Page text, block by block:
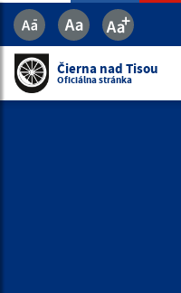
Čierna nad Tisou
Oficiálna stránka
Čierna nad Tisou
Oficiálna stránka